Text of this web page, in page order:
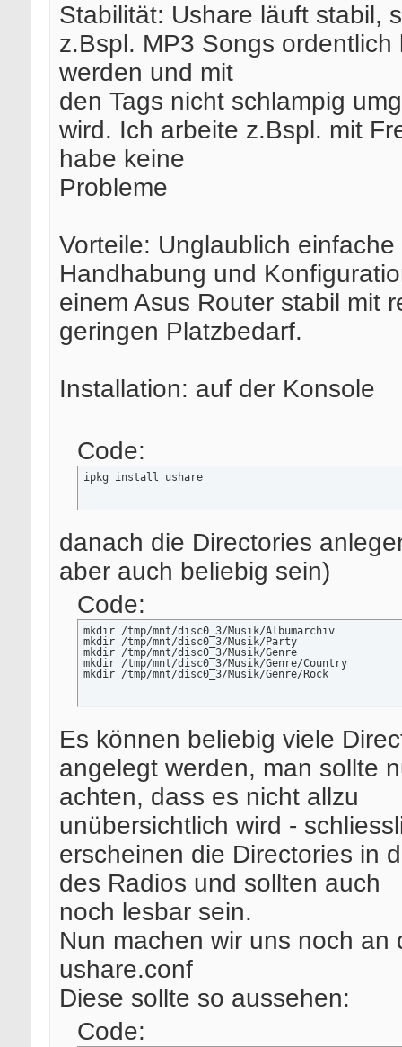
Stabilität: Ushare läuft stabil,
z.Bspl. MP3 Songs ordentlich
werden und mit
den Tags nicht schlampig
wird. Ich arbeite z.Bspl. mit
habe keine
Probleme
Vorteile: Unglaublich einfache
Handhabung und
einem Asus Router stabil mit
geringen Platzbedarf.
Installation: auf der Konsole
Code:
ipkg install ushare
danach die Directories
aber auch beliebig sein)
Code:
mkdir /tmp/mnt/disc0_3/Musik/Albumarchiv
mkdir /tmp/mnt/disc0_3/Musik/Party
mkdir /tmp/mnt/disc0_3/Musik/Genre
mkdir /tmp/mnt/disc0_3/Musik/Genre/Country
mkdir /tmp/mnt/disc0_3/Musik/Genre/Rock
Es können beliebig viele
angelegt werden, man sollte
achten, dass es nicht allzu
unübersichtlich wird -
erscheinen die Directories in
des Radios und sollten auch
noch lesbar sein.
Nun machen wir uns noch an
ushare.conf
Diese sollte so aussehen:
Code: